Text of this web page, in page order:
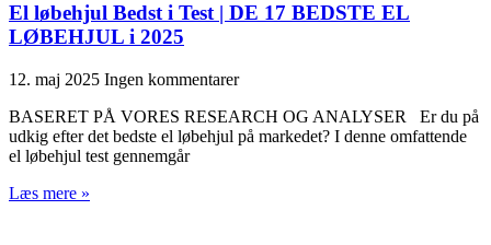
El løbehjul Bedst i Test | DE 17 BEDSTE EL
LØBEHJUL i 2025
12. maj 2025 Ingen kommentarer
BASERET PÅ VORES RESEARCH OG ANALYSER Er du på
udkig efter det bedste el løbehjul på markedet? I denne omfattende
el løbehjul test gennemgår
Læs mere »